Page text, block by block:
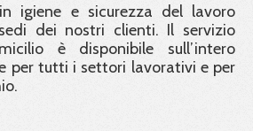
igiene e sicurezza del lavoro
dei nostri clienti. Il servizio
è disponibile sull’intero
per tutti i settori lavorativi e per